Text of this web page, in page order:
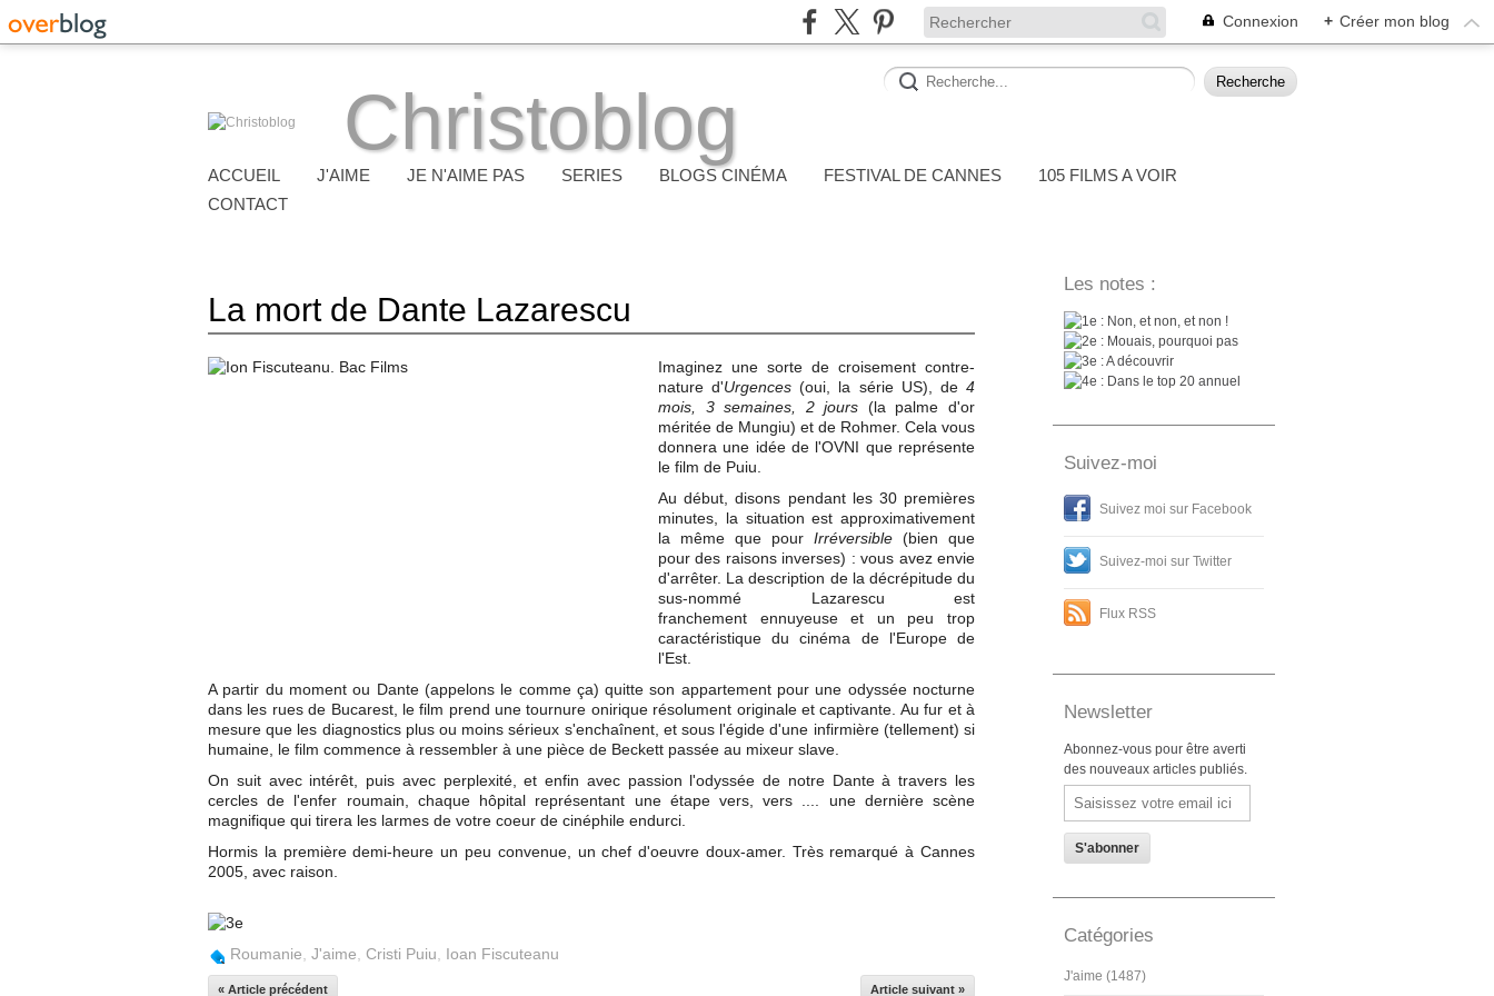
Connexion + Créer mon blog
Christoblog
ACCUEIL J'AIME JE N'AIME PAS SERIES BLOGS CINÉMA FESTIVAL DE CANNES
105 FILMS A VOIR
CONTACT
La mort de Dante Lazarescu
Imaginez une sorte de croisement contre-
nature d'Urgences (oui, la série US), de4
mois, 3 semaines, 2 jours (la palme d'or
méritée de Mungiu) et de Rohmer. Cela vous
donnera une idée de l'OVNI que représente
le film de Puiu.
Au début, disons pendant les 30 premières
minutes, la situation est approximativement
la même que pour Irréversible (bien que
pour des raisons inverses) : vous avez envie
d'arrêter. La description de la décrépitude du
sus-nommé Lazarescu est
franchement ennuyeuse et un peu trop
caractéristique du cinéma de l'Europe de
l'Est.
A partir du moment ou Dante (appelons le comme ça) quitte son appartement pour une odyssée nocturne
dans les rues de Bucarest, le film prend une tournure onirique résolument originale et captivante. Au fur et à
mesure que les diagnostics plus ou moins sérieux s'enchaînent, et sous l'égide d'une infirmière (tellement) si
humaine, le film commence à ressembler à une pièce de Beckett passée au mixeur slave.
On suit avec intérêt, puis avec perplexité, et enfin avec passion l'odyssée de notre Dante à travers les
cercles de l'enfer roumain, chaque hôpital représentant une étape vers, vers .... une dernière scène
magnifique qui tirera les larmes de votre coeur de cinéphile endurci.
Hormis la première demi-heure un peu convenue, un chef d'oeuvre doux-amer. Très remarqué à Cannes
2005, avec raison.
Roumanie J'aime Cristi Puiu Ioan Fiscuteanu
« Article précédent Article suivant »
Les notes :
: Non, et non, et non !
: Mouais, pourquoi pas
: A découvrir
: Dans le top 20 annuel
Suivez-moi
Suivez moi sur Facebook
Suivez-moi sur Twitter
Flux RSS
Newsletter
Abonnez-vous pour être averti
des nouveaux articles publiés.
Email
Catégories
J'aime (1487)